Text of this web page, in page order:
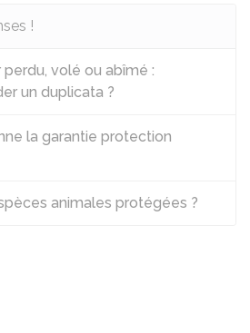
!
volé ou abîmé :
un duplicata ?
la garantie protection
animales protégées ?